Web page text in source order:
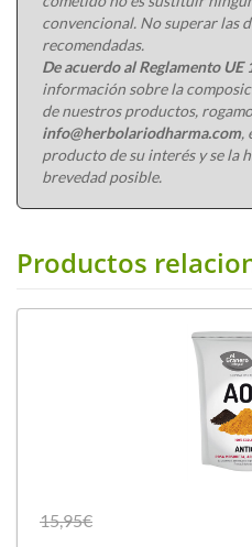
convencional. No superar las
recomendadas.
De acuerdo al Reglamento UE
información sobre la
de nuestros productos,
info@herbolariodharma.com,
producto de su interés y se la
brevedad posible.
Productos
15,95€